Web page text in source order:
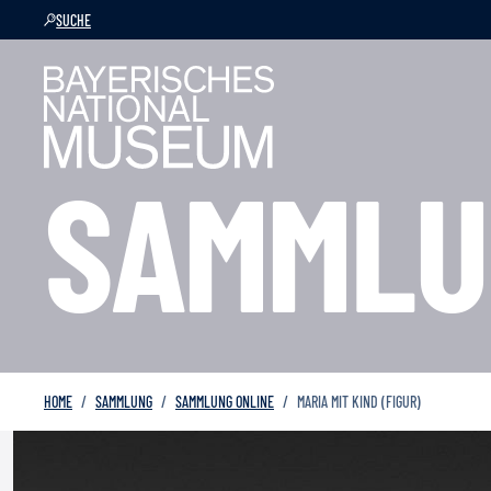
SUCHE
HOME SAMMLUNG SAMMLUNG ONLINE MARIA MIT KIND (FIGUR)